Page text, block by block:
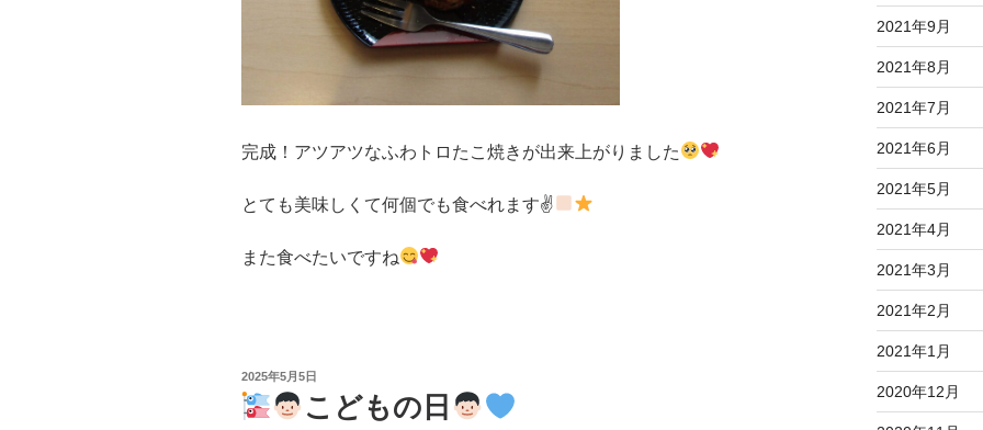
完成！アツアツなふわトロたこ焼きが出来上がりました
とても美味しくて何個でも食べれます✌
また食べたいですね
投
稿
日:
2025年5月5日
こどもの日
2021年9月
2021年8月
2021年7月
2021年6月
2021年5月
2021年4月
2021年3月
2021年2月
2021年1月
2020年12月